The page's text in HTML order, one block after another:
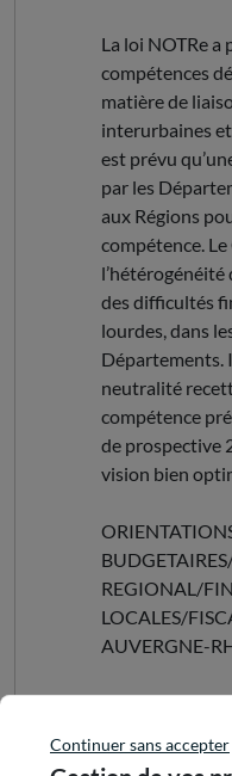
La loi NOTRe
compétences
matière de
interurbaines
est prévu
par les
aux Régions
compétence. Le
l’hétérogénéité
des difficultés
lourdes, dans
Départements.
neutralité
compétence
de prospective
vision bien
REGIONAL/
LOCALES/
AUVERGNE-
Partager
Continuer sans accepter